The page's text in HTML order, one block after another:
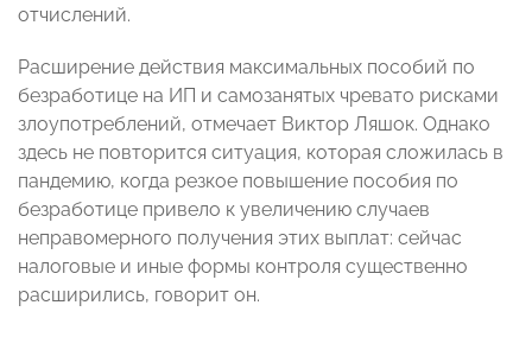
отчислений.
Расширение действия максимальных пособий по
безработице на ИП и самозанятых чревато рисками
злоупотреблений, отмечает Виктор Ляшок. Однако
здесь не повторится ситуация, которая сложилась в
пандемию, когда резкое повышение пособия по
безработице привело к увеличению случаев
неправомерного получения этих выплат: сейчас
налоговые и иные формы контроля существенно
расширились, говорит он.